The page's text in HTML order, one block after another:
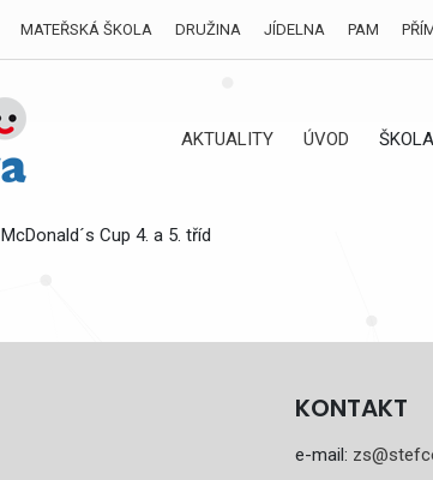
MATEŘSKÁ ŠKOLA DRUŽINA JÍDELNA PAM
AKTUALITY ÚVOD ŠKOLA
McDonald´s Cup 4. a 5. tříd
KONTAKT
e-mail: